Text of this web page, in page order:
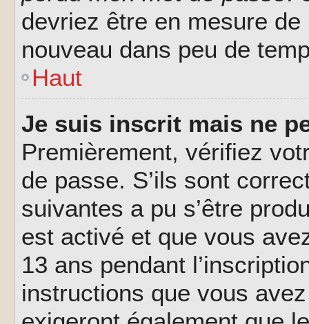
devriez être en mesure
nouveau dans peu de
Haut
Je suis inscrit mais ne
Premièrement, vérifiez
de passe. S’ils sont
suivantes a pu s’être
est activé et que vous
13 ans pendant
instructions que vous